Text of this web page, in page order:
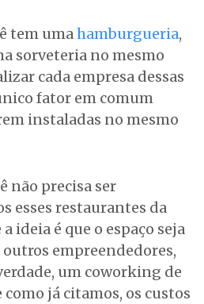
tem umahamburgueria,
sorveteria no mesmo
cada empresa dessas
fator em comum
instaladas no mesmo
não precisa ser
esses restaurantes da
ideia é que o espaço seja
empreendedores,
um coworking de
como já citamos, os custos